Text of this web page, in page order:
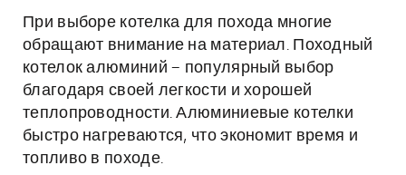
При выборе котелка для похода многие
обращают внимание на материал. Походный
котелок алюминий – популярный выбор
благодаря своей легкости и хорошей
теплопроводности. Алюминиевые котелки
быстро нагреваются, что экономит время и
топливо в походе.